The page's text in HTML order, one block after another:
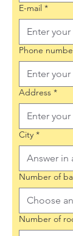
E-mail *
Phone
Address *
City *
Number of
Number of